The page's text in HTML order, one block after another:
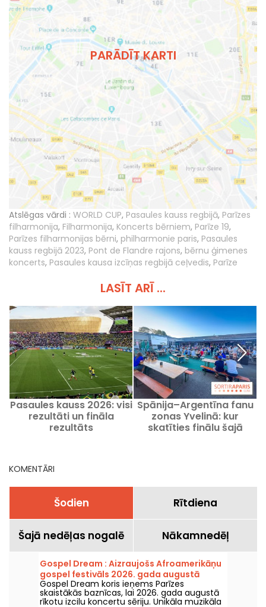
PARĀDĪT KARTI
Atslēgas vārdi : WORLD CUP, Pasaules kauss regbijā, Parīzes
filharmonija, Filharmonija, Koncerts bērniem, Parīze 19,
Parīzes filharmonijas bērni, philharmonie paris, Pasaules
kauss regbijā 2023, Pont de Flandre rajons, bērnu ģimenes
koncerts, Pasaules kausa izcīņas regbijā ceļvedis, Parīze
LASĪT ARĪ ...
Pasaules kauss 2026: visi
rezultāti un fināla
rezultāts
Spānija–Argentīna fanu
zonas Yvelinā: kur
skatīties finālu šajā
KOMENTĀRI
Šodien Rītdiena
Šajā nedēļas nogalē Nākamnedēļ
Gospel Dream : Aizraujošs Afroamerikāņu
gospel festivāls 2026. gada augustā
Parīzē
Gospel Dream koris ieņems Parīzes
skaistākās baznīcas, lai 2026. gada augustā
rīkotu izcilu koncertu sēriju. Unikāla muzikāla